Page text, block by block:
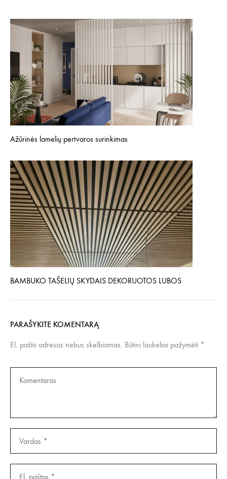
Ažūrinės lamelių pertvaros surinkimas
BAMBUKO TAŠELIŲ SKYDAIS DEKORUOTOS LUBOS
PARAŠYKITE KOMENTARĄ
El. pašto adresas nebus skelbiamas. Būtini laukeliai pažymėti *